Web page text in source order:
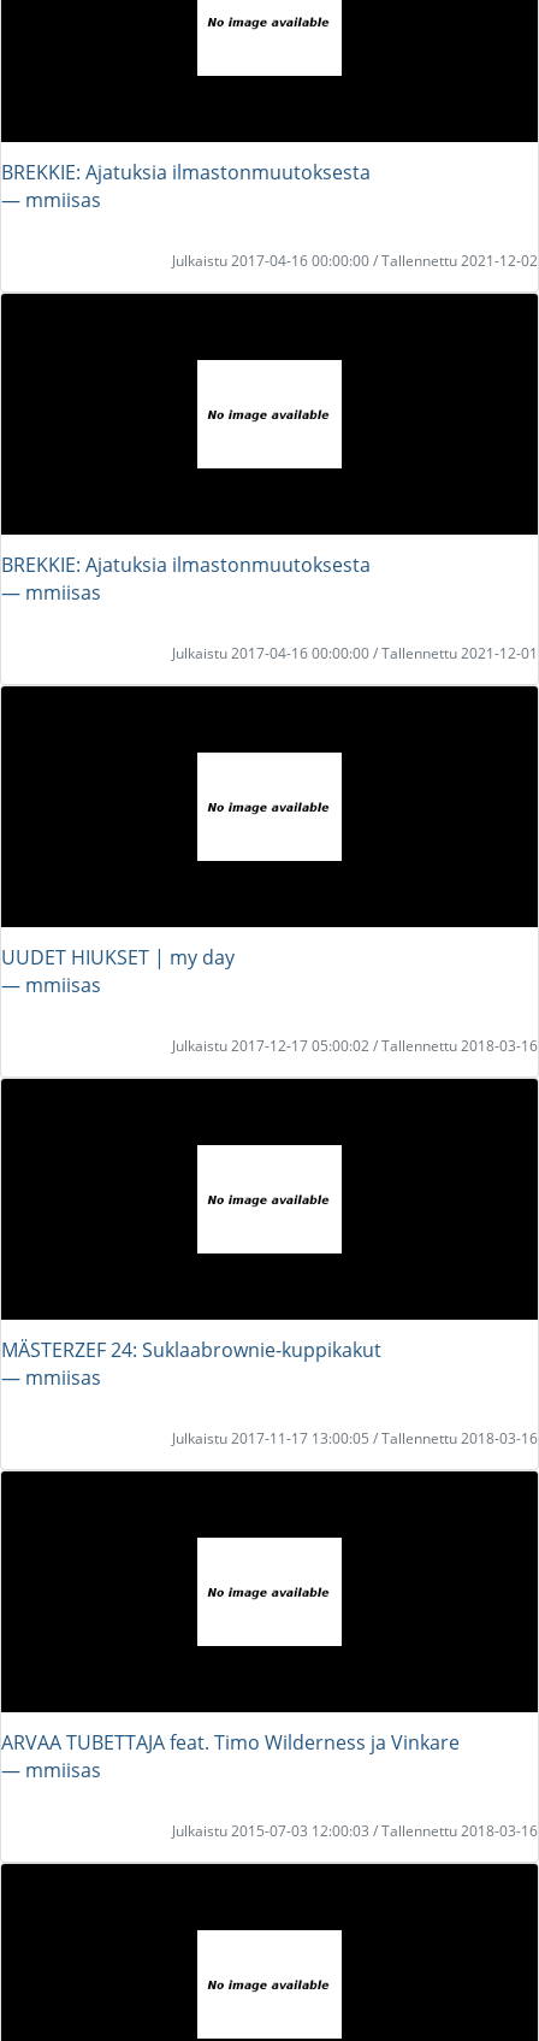
BREKKIE: Ajatuksia ilmastonmuutoksesta
― mmiisas
Julkaistu 2017-04-16 00:00:00 / Tallennettu 2021-12-02
BREKKIE: Ajatuksia ilmastonmuutoksesta
― mmiisas
Julkaistu 2017-04-16 00:00:00 / Tallennettu 2021-12-01
UUDET HIUKSET | my day
― mmiisas
Julkaistu 2017-12-17 05:00:02 / Tallennettu 2018-03-16
MÄSTERZEF 24: Suklaabrownie-kuppikakut
― mmiisas
Julkaistu 2017-11-17 13:00:05 / Tallennettu 2018-03-16
ARVAA TUBETTAJA feat. Timo Wilderness ja Vinkare
― mmiisas
Julkaistu 2015-07-03 12:00:03 / Tallennettu 2018-03-16